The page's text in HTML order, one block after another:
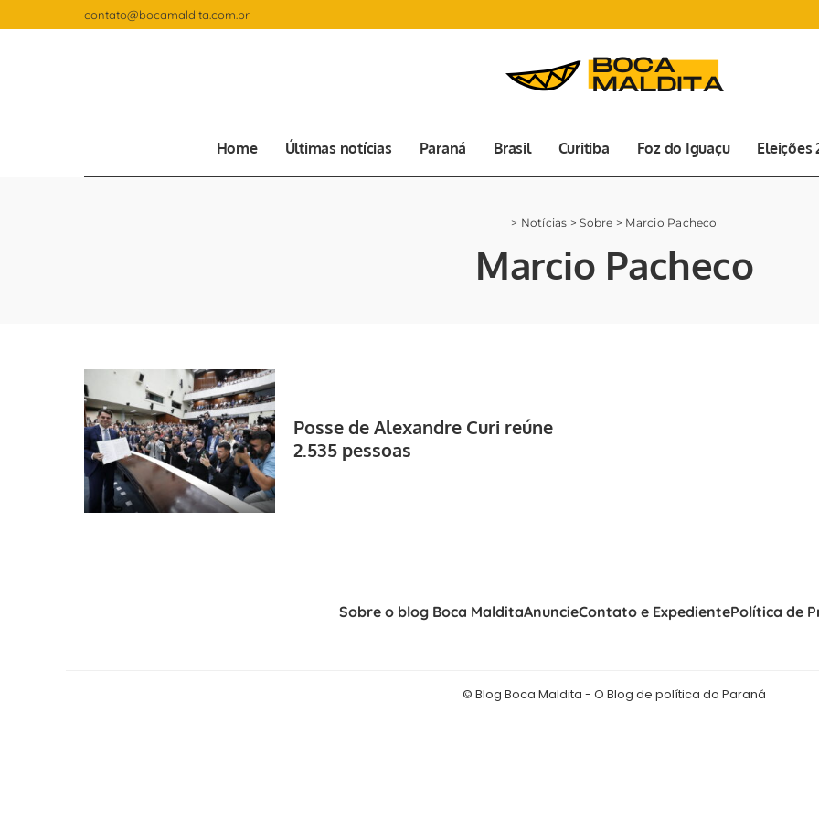
contato@bocamaldita.com.br
Home Últimas notícias Paraná Brasil Curitiba Foz do Iguaçu Eleições
> Notícias >Sobre > Marcio Pacheco
Marcio Pacheco
Posse de Alexandre Curi reúne
2.535 pessoas
Sobre o blog Boca MalditaAnuncieContato e ExpedientePolítica de
© Blog Boca Maldita - O Blog de política do Paraná